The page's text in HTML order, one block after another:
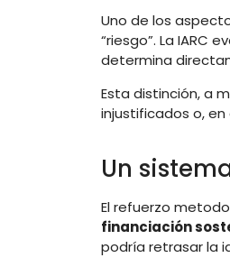
Uno de los
“riesgo”. La IARC
determina
Esta distinción, a
injustificados o,
Un
El refuerzo
financiación
podría retrasar la